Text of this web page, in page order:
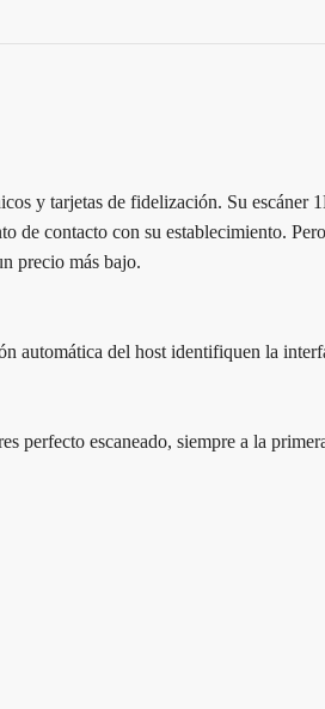
y tarjetas de fidelización. Su escáner
de contacto con su establecimiento.
precio más bajo.
automática del host identifiquen la
perfecto escaneado, siempre a la